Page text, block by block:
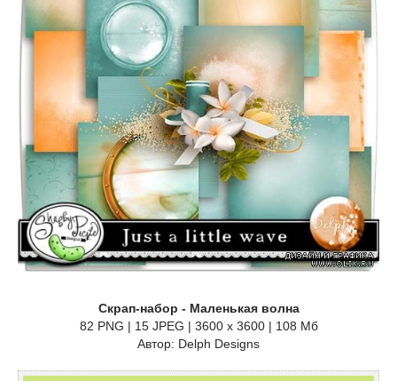
Скрап-набор - Маленькая волна
82 PNG | 15 JPEG | 3600 x 3600 | 108 Мб
Автор: Delph Designs